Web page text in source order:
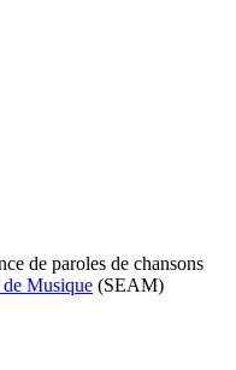
de paroles de chansons
de Musique (SEAM)